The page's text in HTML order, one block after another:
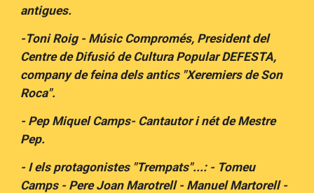
antigues.
-Toni Roig - Músic Compromés, President del
Centre de Difusió de Cultura Popular DEFESTA,
company de feina dels antics "Xeremiers de Son
Roca".
- Pep Miquel Camps- Cantautor i nét de Mestre
Pep.
- I els protagonistes "Trempats"...: - Tomeu
Camps - Pere Joan Marotrell - Manuel Martorell -